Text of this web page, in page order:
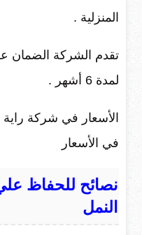
المنزلية .
تقدم الشركة الضمان
لمدة 6 أشهر .
الأسعار في شركة راية
في الأسعار
نصائح للحفاظ
النمل